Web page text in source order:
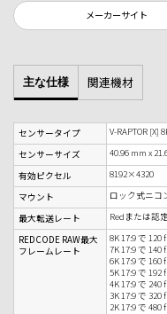
メーカーサイト
主な仕様 関連機材
センサータイプ
V-RAPTOR [X]
センサーサイズ
40.96 mm x
有効ピクセル
8192×4320
マウント
ロック式ニコ
最大転送レート
Redまたは認
REDCODE RAW最大
フレームレート
8K 17:9 で 120
7K 17:9 で 140
6K 17:9 で 160
5K 17:9 で 192
4K 17:9 で 240
3K 17:9 で 320
2K 17:9 で 480